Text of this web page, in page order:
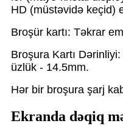
HD (müstəvidə keçid)
Broşür kartı: Təkrar
Broşura Kartı
üzlük - 14.5mm.
Hər bir broşura şarj
Ekranda dəqiq